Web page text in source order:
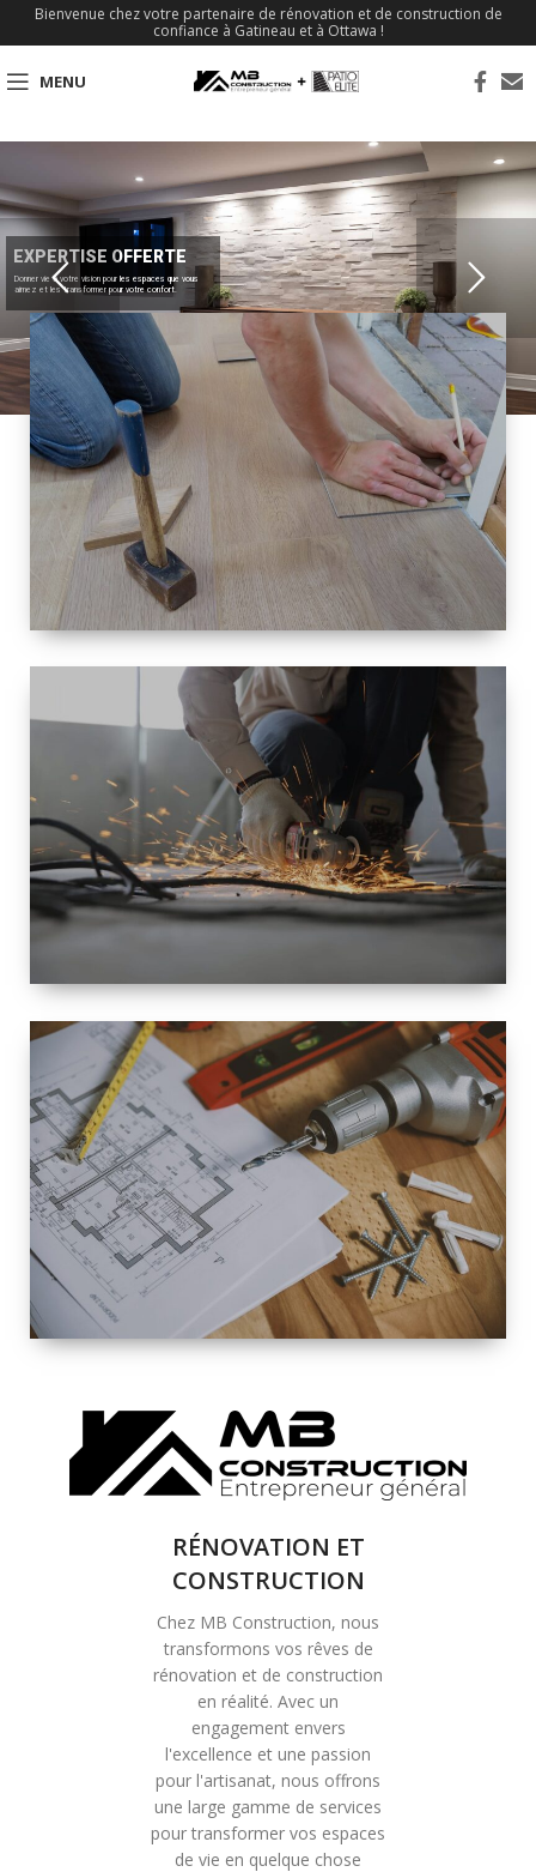
Bienvenue chez votre partenaire de rénovation et de construction de
confiance à Gatineau et à Ottawa !
MENU
EXPERTISE OFFERTE
Donner vie à votre vision pour les espaces que vous
aimez et les transformer pour votre confort.
TAILLE
PETITE À
GRANDE
RÉNOVATION
ESPACE
RÉNOVATION
INTÉRIEURE ET
EXTÉRIEURE
SOLUTIONS DE
RÉNOVATION
COMPLÈTE
RÉNOVATION ET
CONSTRUCTION
Chez MB Construction, nous
transformons vos rêves de
rénovation et de construction
en réalité. Avec un
engagement envers
l'excellence et une passion
pour l'artisanat, nous offrons
une large gamme de services
pour transformer vos espaces
de vie en quelque chose